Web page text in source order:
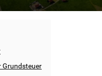
Grundsteuer